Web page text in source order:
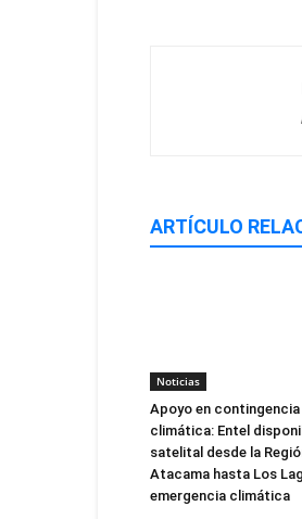
ARTÍCULO
Noticias
Apoyo en contingencia
climática: Entel
satelital desde la
Atacama hasta Los
emergencia climática